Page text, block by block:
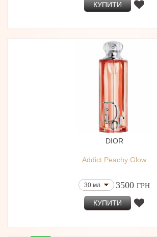
КУПИТИ
DIOR
Addict Peachy Glow
30 мл 3500 ГРН
КУПИТИ